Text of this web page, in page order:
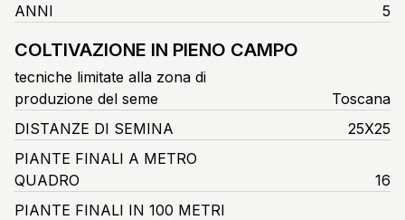
ANNI
5
COLTIVAZIONE IN PIENO CAMPO
tecniche limitate alla zona di
produzione del seme
Toscana
DISTANZE DI SEMINA
25X25
PIANTE FINALI A METRO
QUADRO
16
PIANTE FINALI IN 100 METRI